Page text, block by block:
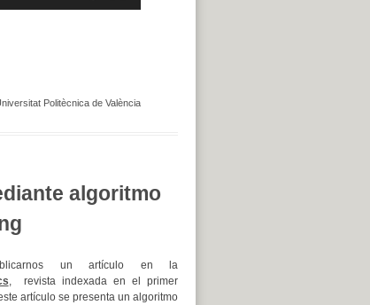
Politècnica de València
algoritmo
un artículo en la
, revista indexada en el primer
artículo se presenta un algoritmo